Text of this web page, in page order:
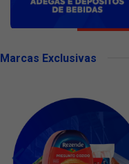
Marcas Exclusivas